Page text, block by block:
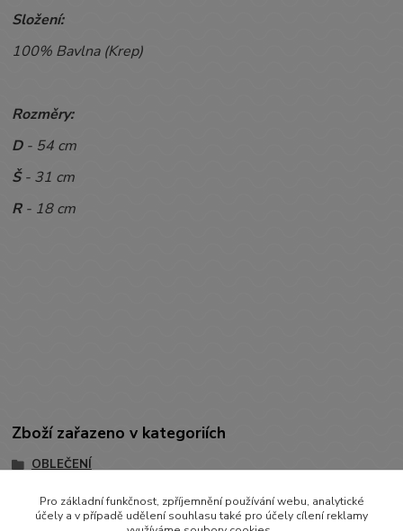
Složení:
100% Bavlna (Krep)
Rozměry:
D - 54 cm
Š- 31 cm
R- 18 cm
Zboží zařazeno v kategoriích
OBLEČENÍ
OVERÁLKY, KOMBINÉZKY
Overálky bez rukávů
Pro základní funkčnost, zpříjemnění používání webu, analytické
účely a v případě udělení souhlasu také pro účely cílení reklamy